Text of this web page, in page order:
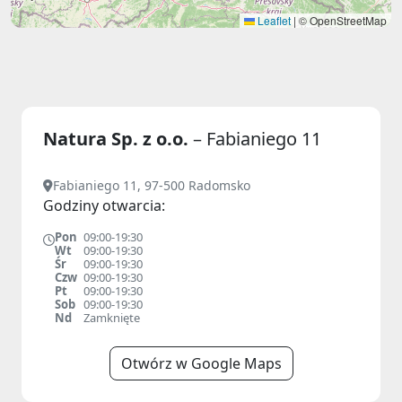
Leaflet | © OpenStreetMap
Natura Sp. z o.o. – Fabianiego 11
Fabianiego 11, 97-500 Radomsko
Godziny otwarcia:
Pon 09:00-19:30
Wt
09:00-19:30
Śr
09:00-19:30
Czw 09:00-19:30
Pt
09:00-19:30
Sob 09:00-19:30
Nd
Zamknięte
Otwórz w Google Maps